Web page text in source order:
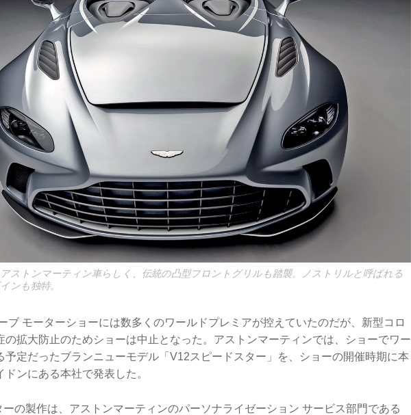
ストンマーティン車らしく、伝統の凸型フロントグリルも踏襲。ノストリルと呼ばれる
ンも独特。
ブ モーターショーには数多くのワールドプレミアが控えていたのだが、新型コロ
の拡大防止のためショーは中止となった。アストンマーティンでは、ショーでワー
予定だったブランニューモデル「V12スピードスター」を、ショーの開催時期に本
ドンにある本社で発表した。
の製作は、アストンマーティンのパーソナライゼーション サービス部門である